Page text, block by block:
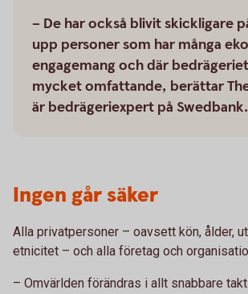
– De har också blivit skickligare
upp personer som har många
engagemang och där
mycket omfattande, berättar
är bedrägeriexpert på Swedbank.
Ingen går säker
Alla privatpersoner – oavsett kön, ålder,
etnicitet – och alla företag och
– Omvärlden förändras i allt snabbare